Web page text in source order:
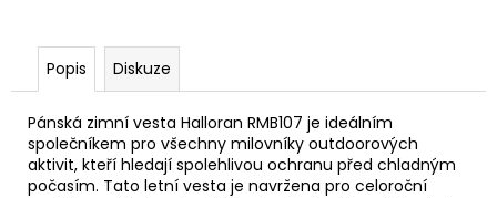
Popis Diskuze
Pánská zimní vesta Halloran RMB107 je ideálním
společníkem pro všechny milovníky outdoorových
aktivit, kteří hledají spolehlivou ochranu před chladným
počasím. Tato letní vesta je navržena pro celoroční